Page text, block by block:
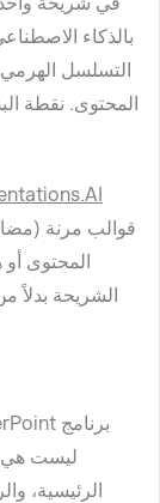
بالذكاء
التسلسل الهرمي
المحتوى. نقطة
قوالب مرنة
المحتوى
ليست هي
الرئيسية،